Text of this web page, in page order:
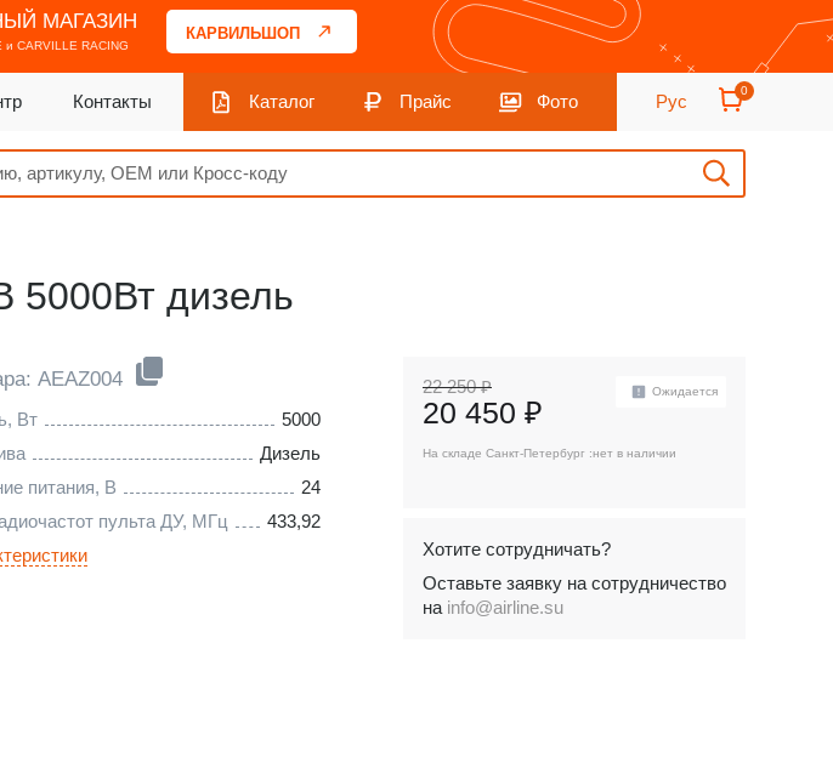
МАГАЗИН
и CARVILLE RACING
КАРВИЛЬШОП
Контакты Каталог Прайс Фото Рус
0
5000Вт дизель
AEAZ004
Вт
5000
Дизель
питания, В
24
пульта ДУ, МГц
433,92
22 250 ₽
20 450 ₽
Ожидается
На складе Санкт-Петербург :нет в наличии
Хотите сотрудничать?
Оставьте заявку на сотрудничество
на info@airline.su